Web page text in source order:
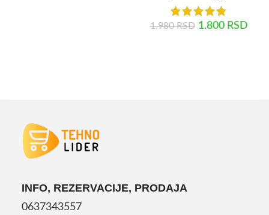
1.980RSD 1.800 RSD
INFO, REZERVACIJE, PRODAJA
0637343557